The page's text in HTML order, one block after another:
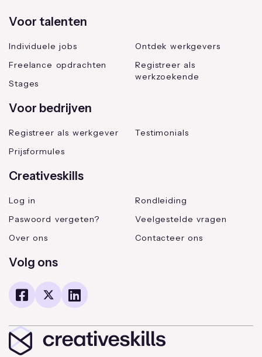
Voor talenten
Individuele jobs
Freelance opdrachten
Stages
Ontdek werkgevers
Registreer als
werkzoekende
Voor bedrijven
Registreer als werkgever
Prijsformules
Testimonials
Creativeskills
Log in
Paswoord vergeten?
Over ons
Rondleiding
Veelgestelde vragen
Contacteer ons
Volg ons